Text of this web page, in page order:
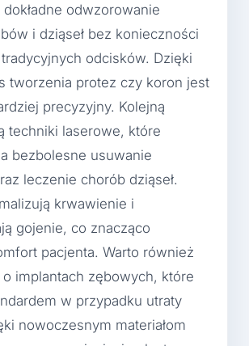
odwzorowanie
i dziąseł bez konieczności
odcisków. Dzięki
tworzenia protez czy koron jest
precyzyjny. Kolejną
techniki laserowe, które
bezbolesne usuwanie
leczenie chorób dziąseł.
krwawienie i
gojenie, co znacząco
pacjenta. Warto również
implantach zębowych, które
w przypadku utraty
nowoczesnym materiałom